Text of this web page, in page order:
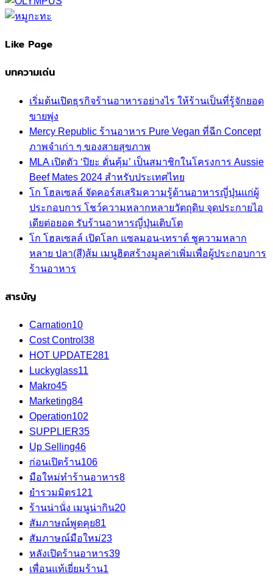
Like Page
บทความเด่น
เริ่มต้นเปิดธุรกิจร้านอาหารอย่างไร ให้ร้านเป็นที่รู้จักยอด
ขายพุ่ง
Mercy Republic ร้านอาหาร Pure Vegan ที่ฉีก Concept
ภาพจำเก่า ๆ ของสายสุขภาพ
MLA เปิดตัว ‘ปิยะ ดั่นคุ้ม’ เป็นสมาชิกในโครงการ Aussie
Beef Mates 2024 สำหรับประเทศไทย
โก โฮลเซลล์ จัดคอร์สเสริมความรู้ด้านอาหารญี่ปุ่นแก่ผู้
ประกอบการ โชว์ความหลากหลายวัตถุดิบ จุดประกายไอ
เดียต่อยอด รับร้านอาหารญี่ปุ่นเติบโต
โก โฮลเซลล์ เปิดโลก แซลมอน-เทราต์ ชูความหลาก
หลาย ปลา(สี)ส้ม เมนูฮิตสร้างมูลค่าเพิ่มเพื่อผู้ประกอบการ
ร้านอาหาร
สารบัญ
Carnation10
Cost Control 38
HOT UPDATE281
Luckyglass11
Makro45
Marketing84
Operation102
SUPPLIER35
Up Selling46
ก่อนเปิดร้าน106
มือใหม่ทำร้านอาหาร8
ยำรวมมิตร121
ร้านน่านั่ง เมนูน่ากิน20
สัมภาษณ์พูดคุย81
สัมภาษณ์มือใหม่23
หลังเปิดร้านอาหาร39
เพื่อนแท้เยี่ยมร้าน1